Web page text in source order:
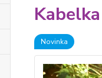
Novinka